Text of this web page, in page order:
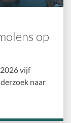
op
vijf
naar